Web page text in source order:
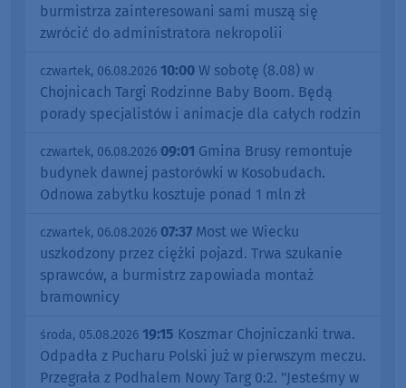
burmistrza zainteresowani sami muszą się
zwrócić do administratora nekropolii
czwartek, 06.08.2026 10:00 W sobotę (8.08) w
Chojnicach Targi Rodzinne Baby Boom. Będą
porady specjalistów i animacje dla całych rodzin
czwartek, 06.08.2026 09:01 Gmina Brusy remontuje
budynek dawnej pastorówki w Kosobudach.
Odnowa zabytku kosztuje ponad 1 mln zł
czwartek, 06.08.2026 07:37 Most we Wiecku
uszkodzony przez ciężki pojazd. Trwa szukanie
sprawców, a burmistrz zapowiada montaż
bramownicy
środa, 05.08.2026 19:15 Koszmar Chojniczanki trwa.
Odpadła z Pucharu Polski już w pierwszym meczu.
Przegrała z Podhalem Nowy Targ 0:2. "Jesteśmy w